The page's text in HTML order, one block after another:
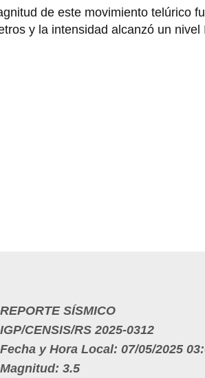
de este movimiento telúrico
y la intensidad alcanzó un nivel
REPORTE SÍSMICO
IGP/CENSIS/RS 2025-0312
Fecha y Hora Local: 07/05/2025
Magnitud: 3.5